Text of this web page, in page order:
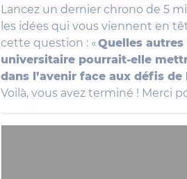
Lancez un dernier chrono de 5
les idées qui vous viennent en
cette question : «Quelles autres
universitaire pourrait-elle
dans l’avenir face aux défis de
Voilà, vous avez terminé ! Merci